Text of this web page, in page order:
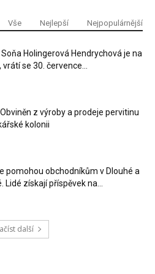
Vše Nejlepší Nejpopulárnější
Soňa Holingerová Hendrychová je na
vrátí se 30. července...
Obviněn z výroby a prodeje pervitinu
kolonii
pomohou obchodníkům v Dlouhé a
Lidé získají příspěvek na...
další